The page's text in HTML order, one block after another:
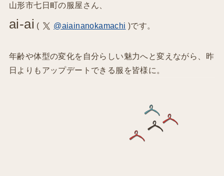
山形市七日町の服屋さん、
ai-ai ( @aiainanokamachi )です。
年齢や体型の変化を自分らしい魅力へと変えながら、昨
日よりもアップデートできる服を皆様に。